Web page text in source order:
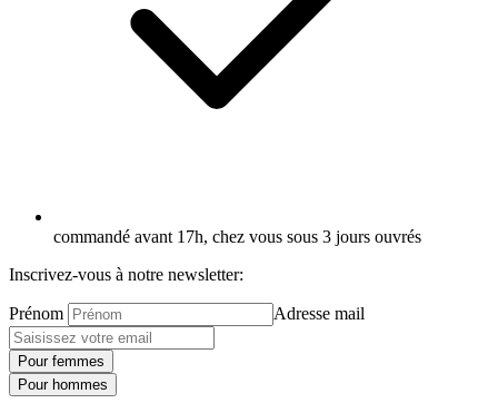
commandé avant 17h, chez vous sous 3 jours ouvrés
Inscrivez-vous à notre newsletter:
Prénom Adresse mail
Pour femmes
Pour hommes